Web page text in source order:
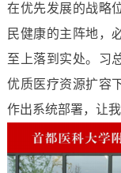
在优先发展的战略
民健康的主阵地，
至上落到实处。习
优质医疗资源扩容
作出系统部署，让